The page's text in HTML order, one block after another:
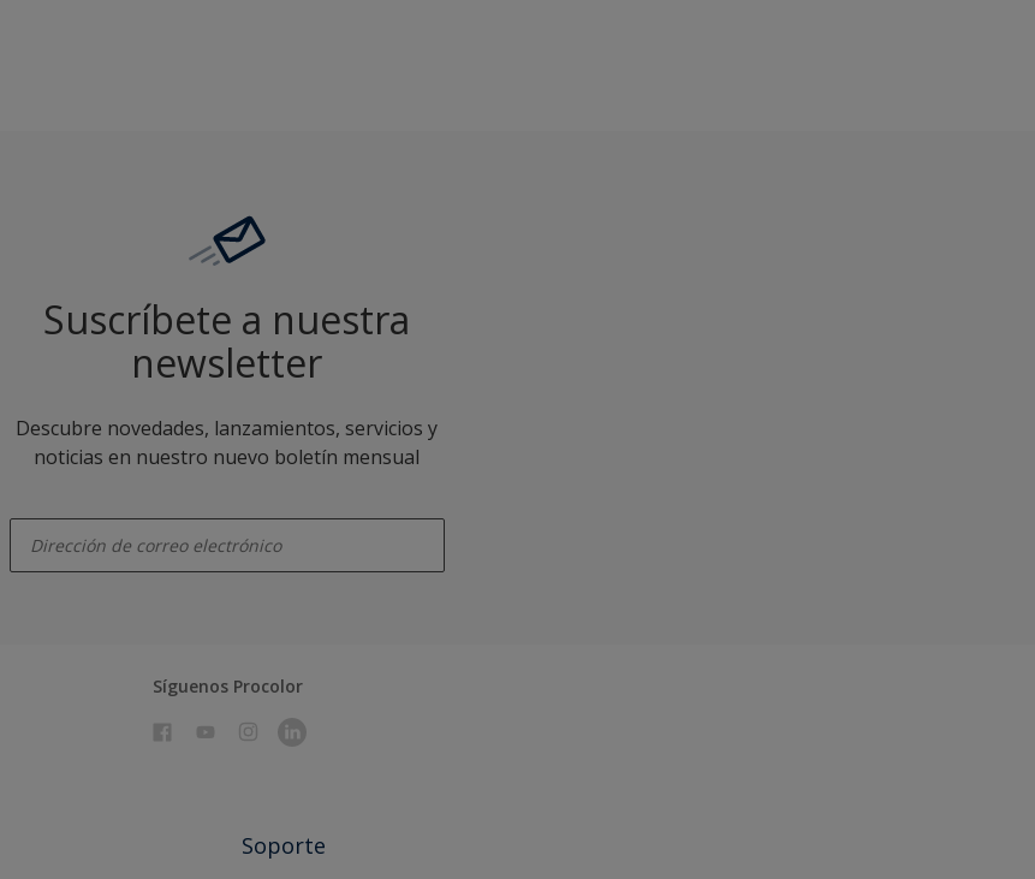
Suscríbete a nuestra
newsletter
Descubre novedades, lanzamientos, servicios y
noticias en nuestro nuevo boletín mensual
Síguenos Procolor
Soporte